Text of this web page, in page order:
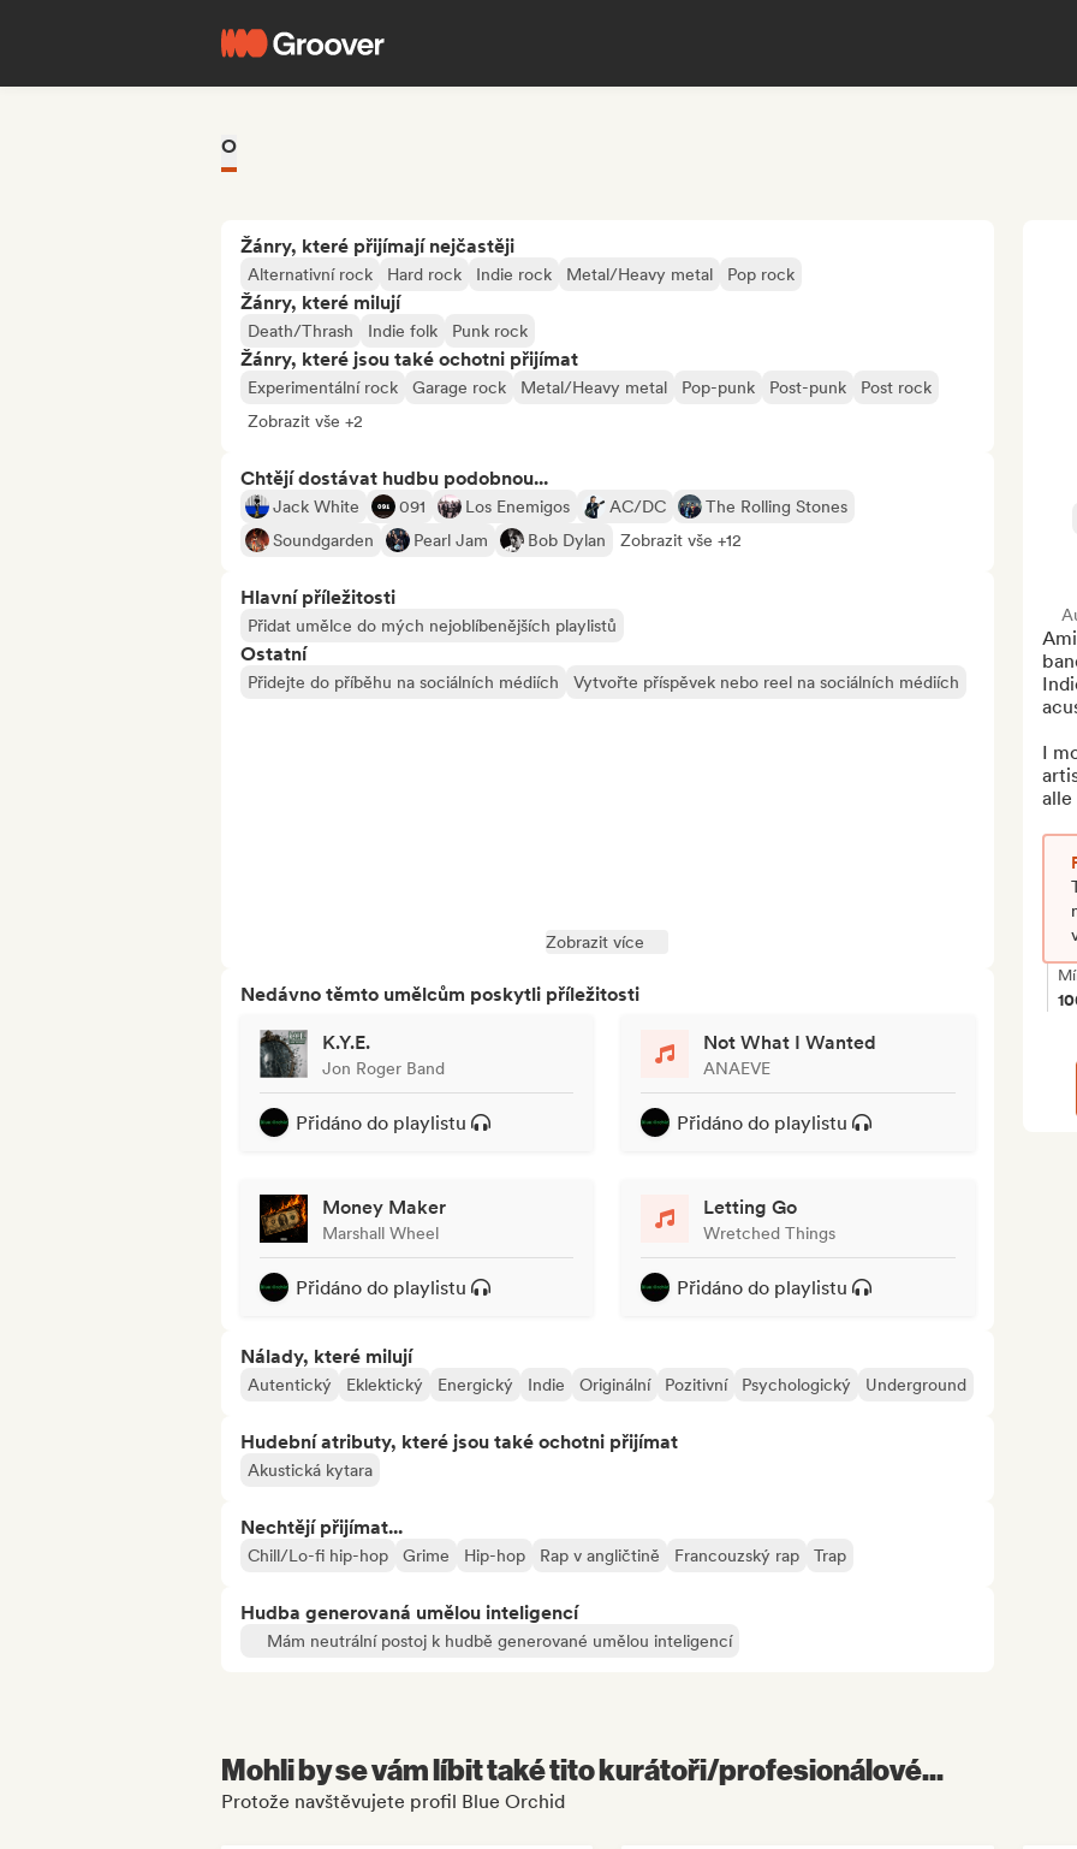
O
Žánry, které přijímají nejčastěji
Alternativní rock Hard rock Indie rock Metal/Heavy metal Pop rock
Žánry, které milují
Death/Thrash Indie folk Punk rock
Žánry, které jsou také ochotni přijímat
Experimentální rock Garage rock Metal/Heavy metal Pop-punk Post-punk
Post rock
Zobrazit vše +2
Chtějí dostávat hudbu podobnou...
Jack White 091 Los Enemigos AC/DC
The Rolling Stones
Soundgarden
Pearl Jam Bob Dylan Zobrazit vše +12
Hlavní příležitosti
Přidat umělce do mých nejoblíbenějších playlistů
Ostatní
Přidejte do příběhu na sociálních médiích Vytvořte příspěvek nebo reel na sociálních médiích
Zobrazit více
Nedávno těmto umělcům poskytli příležitosti
K.Y.E.
Jon Roger Band
Přidáno do playlistu
Not What I Wanted
ANAEVE
Přidáno do playlistu
Money Maker
Marshall Wheel
Přidáno do playlistu
Letting Go
Wretched Things
Přidáno do playlistu
Nálady, které milují
Autentický Eklektický Energický Indie Originální Pozitivní Psychologický Underground
Hudební atributy, které jsou také ochotni přijímat
Akustická kytara
Nechtějí přijímat...
Chill/Lo-fi hip-hop Grime Hip-hop Rap v angličtině Francouzský rap Trap
Hudba generovaná umělou inteligencí
Mám neutrální postoj k hudbě generované umělou inteligencí
I
alle
Mohli by se vám líbit také tito kurátoři/profesionálové...
Protože navštěvujete profil Blue Orchid